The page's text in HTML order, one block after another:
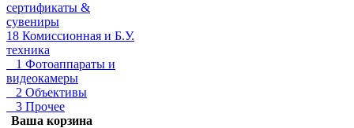
сертификаты &
сувениры
18 Комиссионная и Б.У.
техника
1 Фотоаппараты и
видеокамеры
2 Объективы
3 Прочее
Ваша корзина